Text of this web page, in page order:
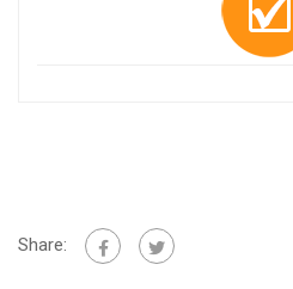
Share: